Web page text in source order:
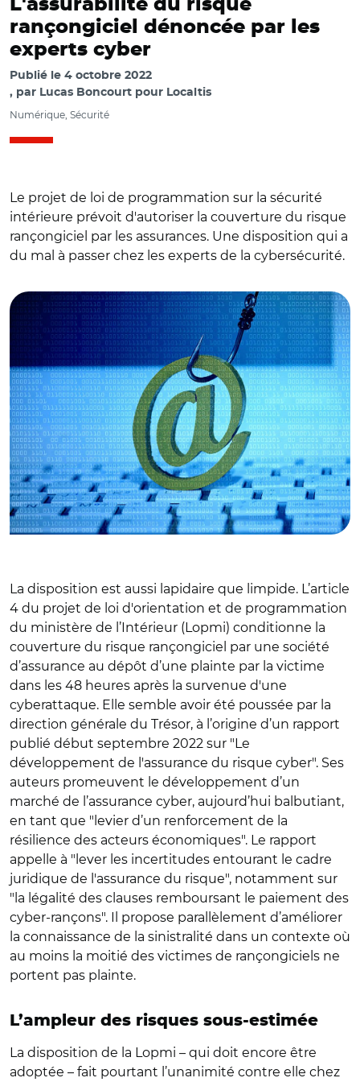
L'assurabilité du risque
rançongiciel dénoncée par les
experts cyber
Publié le 4 octobre 2022
par Lucas Boncourt pour Localtis
Numérique, Sécurité
Le projet de loi de programmation sur la sécurité
intérieure prévoit d'autoriser la couverture du risque
rançongiciel par les assurances. Une disposition qui a
du mal à passer chez les experts de la cybersécurité.
La disposition est aussi lapidaire que limpide. L’article
4 du projet de loi d'orientation et de programmation
du ministère de l’Intérieur (Lopmi) conditionne la
couverture du risque rançongiciel par une société
d’assurance au dépôt d’une plainte par la victime
dans les 48 heures après la survenue d'une
cyberattaque. Elle semble avoir été poussée par la
direction générale du Trésor, à l’origine d’un rapport
publié début septembre 2022 sur "Le
développement de l'assurance du risque cyber". Ses
auteurs promeuvent le développement d’un
marché de l’assurance cyber, aujourd’hui balbutiant,
en tant que "levier d’un renforcement de la
résilience des acteurs économiques". Le rapport
appelle à "lever les incertitudes entourant le cadre
juridique de l'assurance du risque", notamment sur
"la légalité des clauses remboursant le paiement des
cyber-rançons". Il propose parallèlement d’améliorer
la connaissance de la sinistralité dans un contexte où
au moins la moitié des victimes de rançongiciels ne
portent pas plainte.
L’ampleur des risques sous-estimée
La disposition de la Lopmi – qui doit encore être
adoptée – fait pourtant l’unanimité contre elle chez